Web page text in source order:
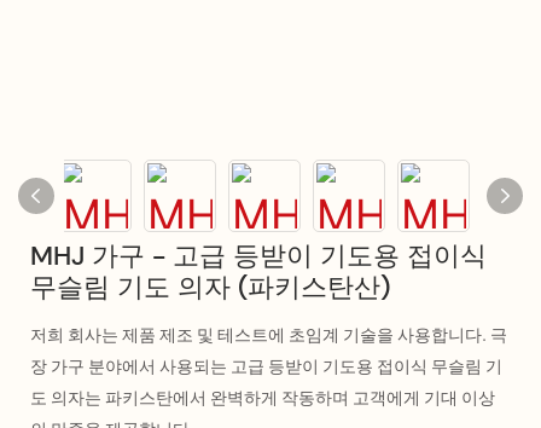
MHJ 가구 - 고급 등받이 기도용 접이식
무슬림 기도 의자 (파키스탄산)
저희 회사는 제품 제조 및 테스트에 초임계 기술을 사용합니다. 극
장 가구 분야에서 사용되는 고급 등받이 기도용 접이식 무슬림 기
도 의자는 파키스탄에서 완벽하게 작동하며 고객에게 기대 이상